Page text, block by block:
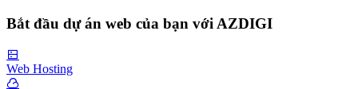
Bắt đầu dự án web của bạn với AZDIGI
Web Hosting